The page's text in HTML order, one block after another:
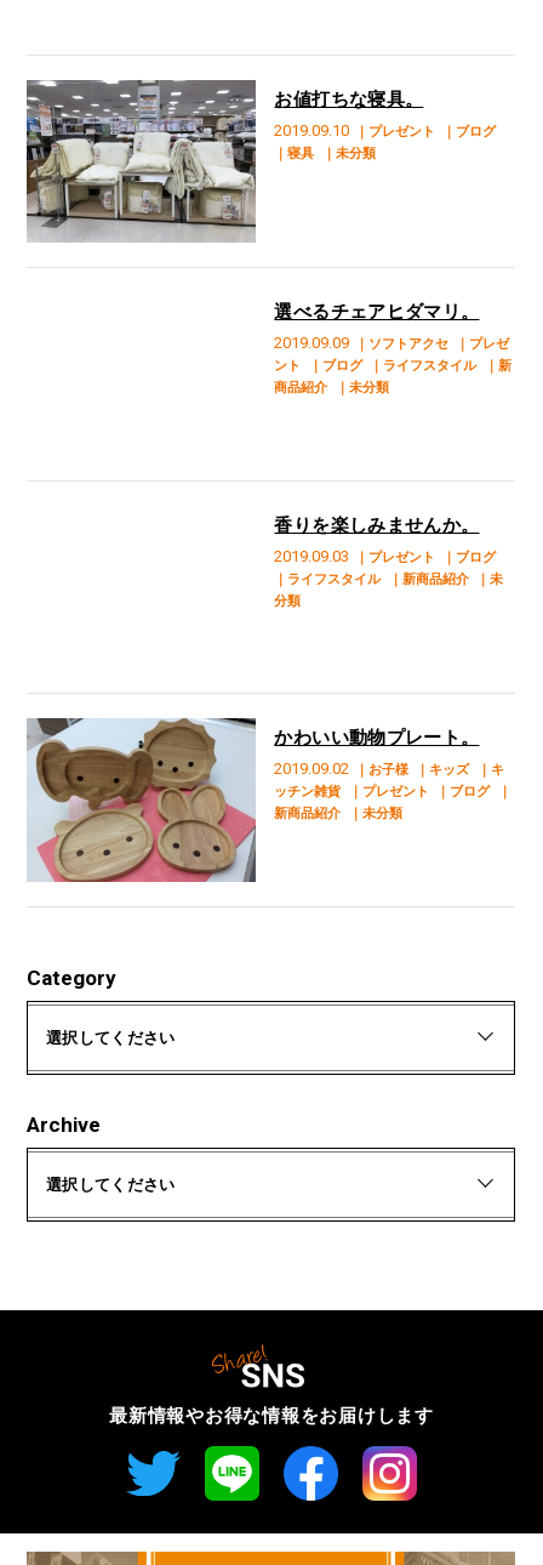
2019.09.10 ｜プレゼント
｜ブログ
｜寝具
｜未分類
お値打ちな寝具。
2019.09.09 ｜ソフトアクセ
｜プレゼ
ント
｜ブログ ｜ライフスタイル
｜新
商品紹介
｜未分類
選べるチェアヒダマリ。
2019.09.03 ｜プレゼント
｜ブログ
｜ライフスタイル
｜新商品紹介
｜未
分類
香りを楽しみませんか。
2019.09.02 ｜お子様 ｜キッズ
｜キ
ッチン雑貨
｜プレゼント ｜ブログ
新商品紹介
｜未分類
かわいい動物プレート。
Category
選択してください
Archive
選択してください
最新情報やお得な情報をお届けします